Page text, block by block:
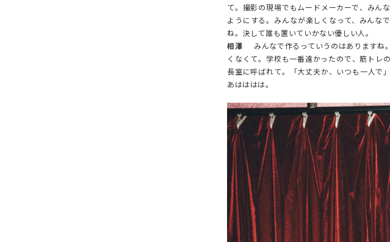
て。撮影の現場でもムードメーカーで、みん
ようにする。みんなが楽しくなって、みんな
ね。決して誰も置いていかない優しい人。
相澤
みんなで作るっていうのはありますね
くなくて。学校も一番遠かったので、筋トレ
長室に呼ばれて。「大丈夫か、いつも一人で
あはははは。